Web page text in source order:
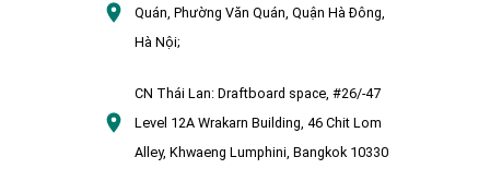
Quán, Phường Văn Quán, Quận Hà Đông,
Hà Nội;
CN Thái Lan: Draftboard space, #26/-47
Level 12A Wrakarn Building, 46 Chit Lom
Alley, Khwaeng Lumphini, Bangkok 10330